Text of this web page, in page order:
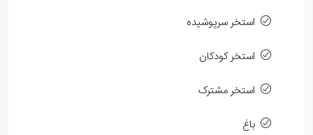
استخر سرپوشیده
استخر کودکان
استخر مشترک
باغ